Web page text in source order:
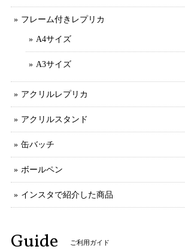
フレーム付きレプリカ
A4サイズ
A3サイズ
アクリルレプリカ
アクリルスタンド
缶バッチ
ボールペン
インスタで紹介した商品
Guide ご利用ガイド